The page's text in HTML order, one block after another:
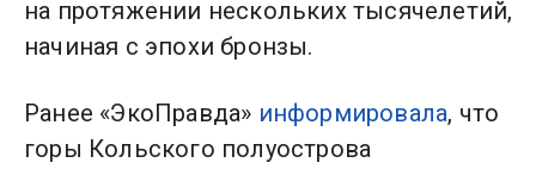
на протяжении нескольких тысячелетий,
начиная с эпохи бронзы.
Ранее «ЭкоПравда» информировала, что
горы Кольского полуострова